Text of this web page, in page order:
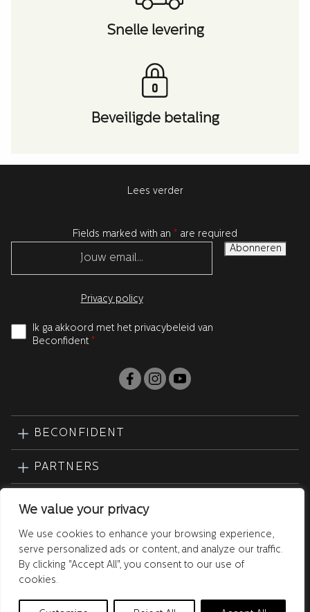
We value your privacy
We use cookies to enhance your browsing experience,
serve personalized ads or content, and analyze our traffic.
By clicking "Accept All", you consent to our use of
cookies.
Snelle levering
Beveiligde betaling
Lees verder
Fields marked with an * are required
Privacy policy
Ik ga akkoord met het privacybeleid van
Beconfident *
BECONFIDENT
PARTNERS
KLANTENSERVICE
PRODUCTEN